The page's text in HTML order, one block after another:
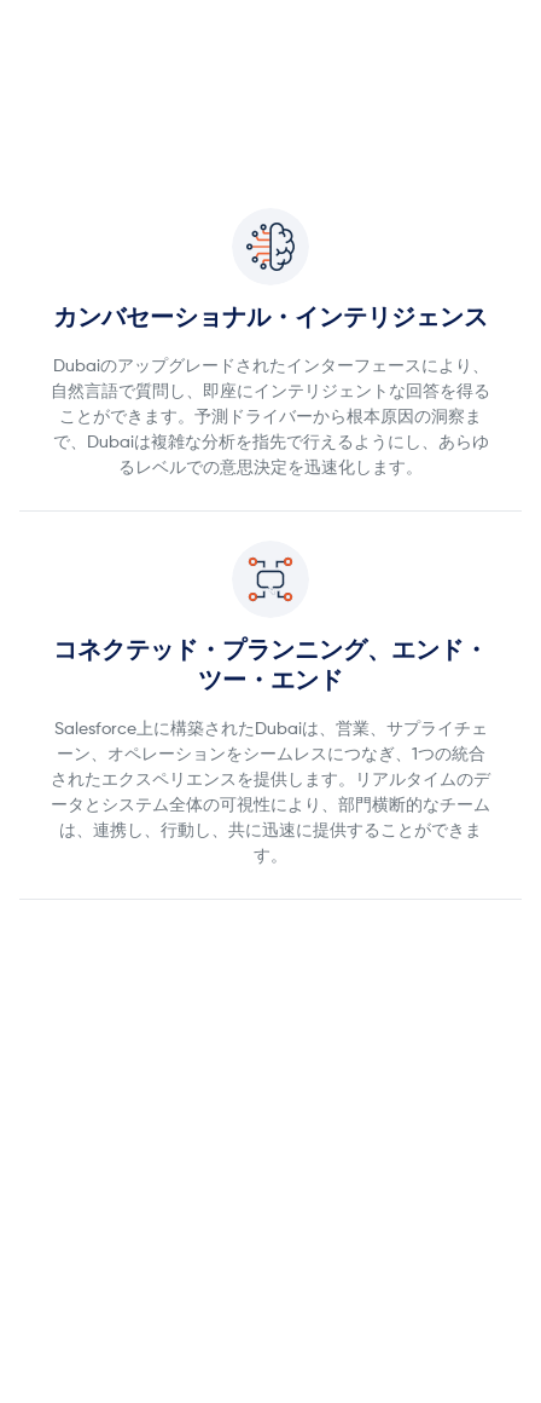
カンバセーショナル・インテリジェンス
Dubaiのアップグレードされたインターフェースにより、
自然言語で質問し、即座にインテリジェントな回答を得る
ことができます。予測ドライバーから根本原因の洞察ま
で、Dubaiは複雑な分析を指先で行えるようにし、あらゆ
るレベルでの意思決定を迅速化します。
コネクテッド・プランニング、エンド・
ツー・エンド
Salesforce上に構築されたDubaiは、営業、サプライチェ
ーン、オペレーションをシームレスにつなぎ、1つの統合
されたエクスペリエンスを提供します。リアルタイムのデ
ータとシステム全体の可視性により、部門横断的なチーム
は、連携し、行動し、共に迅速に提供することができま
す。